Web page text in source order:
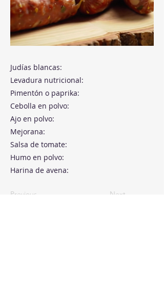
Judías blancas:
Levadura nutricional:
Pimentón o paprika:
Cebolla en polvo:
Ajo en polvo:
Mejorana:
Salsa de tomate:
Humo en polvo:
Harina de avena:
Previous Next